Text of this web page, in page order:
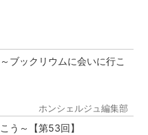
ブックリウムに会いに行こ
ホンシェルジュ編集部
う～【第53回】